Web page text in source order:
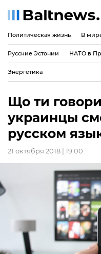
Политическая жизнь В
Русские Эстонии НАТО в
Энергетика
Що ти
украинцы
русском
21 октября 2018 | 19:00